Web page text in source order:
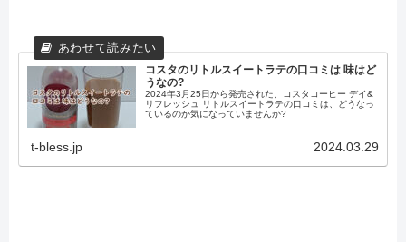
コスタのリトルスイートラテの口コミは 味はど
うなの?
2024年3月25日から発売された、コスタコーヒー デイ&
リフレッシュ リトルスイートラテの口コミは、どうなっ
ているのか気になっていませんか?
t-bless.jp 2024.03.29